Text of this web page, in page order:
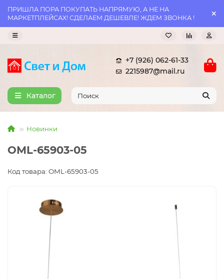
ПРИШЛА ПОРА ПОКУПАТЬ НАПРЯМУЮ, А НЕ НА
МАРКЕТПЛЕЙСАХ! СДЕЛАЕМ ДЕШЕВЛЕ! ЖДЕМ ЗВОНКА !
+7 (926) 062-61-33
2215987@mail.ru
Каталог
Новинки
OML-65903-05
Код товара: OML-65903-05